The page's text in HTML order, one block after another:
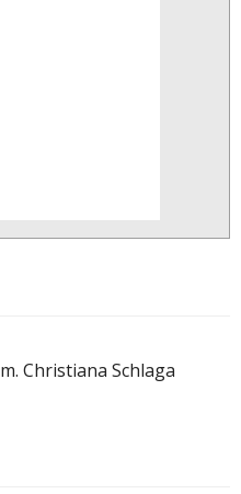
Christiana Schlaga